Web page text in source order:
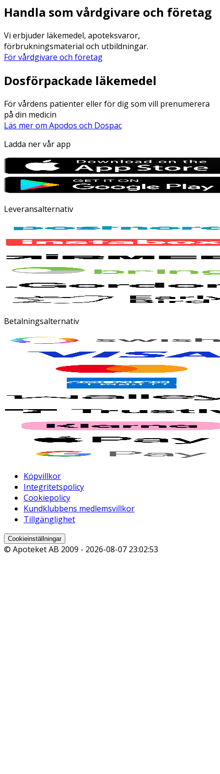
Handla som vårdgivare och företag
Vi erbjuder läkemedel, apoteksvaror,
förbrukningsmaterial och utbildningar.
För vårdgivare och företag
Dosförpackade läkemedel
För vårdens patienter eller för dig som vill prenumerera
på din medicin
Läs mer om Apodos och Dospac
Ladda ner vår app
Leveransalternativ
Betalningsalternativ
Köpvillkor
Integritetspolicy
Cookiepolicy
Kundklubbens medlemsvillkor
Tillgänglighet
Cookieinställningar
© Apoteket AB 2009 - 2026-08-07 23:02:53